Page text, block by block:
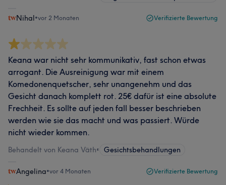
Nihal•vor 2 Monaten Verifizierte Bewertung
Keana war nicht sehr kommunikativ, fast schon etwas
arrogant. Die Ausreinigung war mit einem
Komedonenquetscher, sehr unangenehm und das
Gesicht danach komplett rot. 25€ dafür ist eine absolute
Frechheit. Es sollte auf jeden fall besser beschrieben
werden wie sie das macht und was passiert. Würde
nicht wieder kommen.
Behandelt von Keana Väth• Gesichtsbehandlungen
Angelina•vor 4 Monaten Verifizierte Bewertung